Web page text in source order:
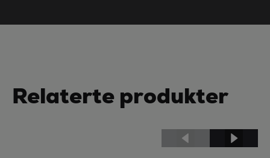
Relaterte produkter